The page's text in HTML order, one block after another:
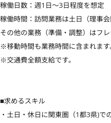
稼働日数：週1日〜3日程度を想定
稼働時間：訪問業務は土日（理事
その他の業務（準備・調整）はフ
※移動時間も業務時間に含まれます
※交通費全額支給です。
■求めるスキル
・土日・休日に関東圏（1都3県)で